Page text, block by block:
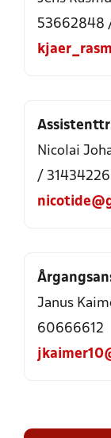
53662848
Nicolai
/ 31434226
Janus
60666612